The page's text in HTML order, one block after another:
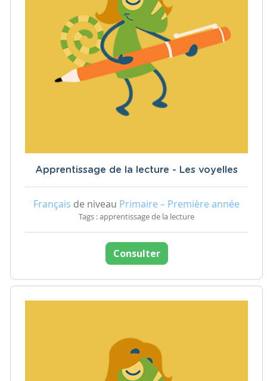
Apprentissage de la lecture - Les voyelles
Français de niveau Primaire – Première année
Tags : apprentissage de la lecture
Consulter